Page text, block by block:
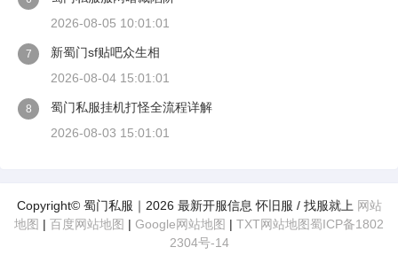
2026-08-05 10:01:01
7
新蜀门sf贴吧众生相
2026-08-04 15:01:01
8
蜀门私服挂机打怪全流程详解
2026-08-03 15:01:01
Copyright© 蜀门私服｜2026 最新开服信息 怀旧服 / 找服就上 网站
地图 | 百度网站地图 | Google网站地图 | TXT网站地图蜀ICP备1802
2304号-14